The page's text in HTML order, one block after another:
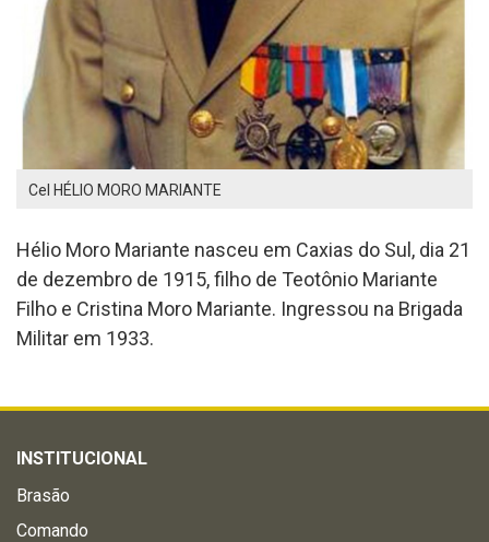
Cel HÉLIO MORO MARIANTE
Hélio Moro Mariante nasceu em Caxias do Sul, dia 21
de dezembro de 1915, filho de Teotônio Mariante
Filho e Cristina Moro Mariante. Ingressou na Brigada
Militar em 1933.
INSTITUCIONAL
Brasão
Comando